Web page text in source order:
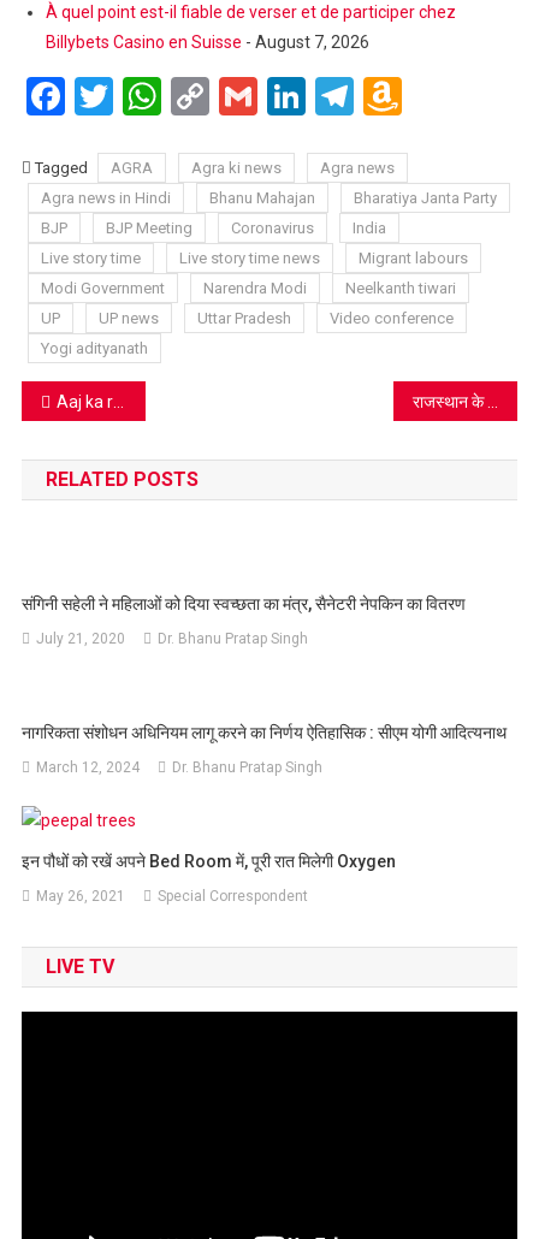
À quel point est-il fiable de verser et de participer chez
Billybets Casino en Suisse - August 7, 2026
Facebook
Twitter
WhatsApp
CopyGmailLinkedIn
Telegram
Amazon
List
Tagged AGRA Agra ki news
Agra news
Agra news in Hindi
Bhanu Mahajan
Bharatiya Janta Party
BJP
BJP Meeting Coronavirus
India
Live story time
Live story time news
Migrant labours
Modi Government
Narendra Modi
Neelkanth tiwari
UP
UP news Uttar Pradesh
Video conference
Yogi adityanath
Post
navigation
Aaj ka rashifal 10 June 2020: इस राशि वाले लोगों की बनेगी तीर्थदर्शन की योजना
RELATED POSTS
संगिनी सहेली ने महिलाओं को दिया स्वच्छता का मंत्र, सैनेटरी नेपकिन का वितरण
July 21, 2020 Dr. Bhanu Pratap Singh
नागरिकता संशोधन अधिनियम लागू करने का निर्णय ऐतिहासिक : सीएम योगी आदित्यनाथ
March 12, 2024 Dr. Bhanu Pratap Singh
इन पौधों को रखें अपने Bed Room में, पूरी रात मिलेगी Oxygen
May 26, 2021 Special Correspondent
LIVE TV